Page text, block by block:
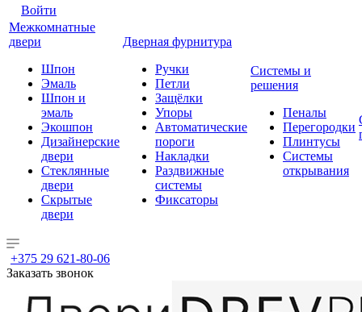
Войти
Межкомнатные
двери
Шпон
Эмаль
Шпон и
эмаль
Экошпон
Дизайнерские
двери
Стеклянные
двери
Скрытые
двери
Дверная фурнитура
Ручки
Петли
Защёлки
Упоры
Автоматические
пороги
Накладки
Раздвижные
системы
Фиксаторы
Системы и
решения
Пеналы
Перегородки
Плинтусы
Системы
открывания
+375 29 621-80-06
Заказать звонок